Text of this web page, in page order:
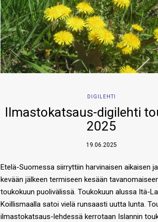
DIGILEHTI
Ilmastokatsaus-digilehti
2025
19.06.2025
Etelä-Suomessa siirryttiin harvinaisen aikaisen
kevään jälkeen termiseen kesään
toukokuun puolivälissä. Toukokuun alussa Itä-
Koillismaalla satoi vielä runsaasti uutta lunta.
ilmastokatsaus-lehdessä kerrotaan Islannin